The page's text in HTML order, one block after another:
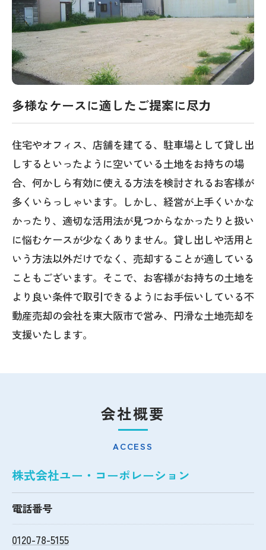
多様なケースに適したご提案に尽力
住宅やオフィス、店舗を建てる、駐車場として貸し出
しするといったように空いている土地をお持ちの場
合、何かしら有効に使える方法を検討されるお客様が
多くいらっしゃいます。しかし、経営が上手くいかな
かったり、適切な活用法が見つからなかったりと扱い
に悩むケースが少なくありません。貸し出しや活用と
いう方法以外だけでなく、売却することが適している
こともございます。そこで、お客様がお持ちの土地を
より良い条件で取引できるようにお手伝いしている不
動産売却の会社を東大阪市で営み、円滑な土地売却を
支援いたします。
会社概要
ACCESS
株式会社ユー・コーポレーション
電話番号
0120-78-5155